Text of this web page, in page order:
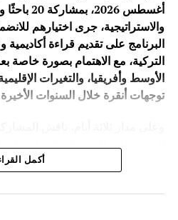
أغسطس
والاستراتيجية، جرى اختيارهم
البرنامج على تقديم قراءة
التركية، مع الاهتمام بصورة خاصة
الأوسط وأفريقيا، والتغيرات
توجهات أنقرة خلال السنوات
تطورها ومرتكزاتها، وعلاقات
الحضور من أبعاد سياسية واقتصادية
أكمل